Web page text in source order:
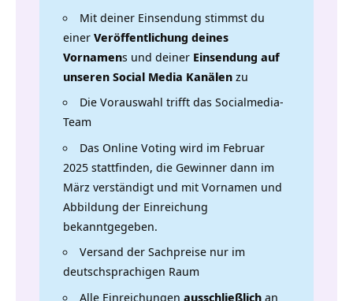
Mit deiner Einsendung stimmst du
einer Veröffentlichung deines
Vornamens und deiner Einsendung auf
unseren Social Media Kanälen zu
Die Vorauswahl trifft das Socialmedia-
Team
Das Online Voting wird im Februar
2025 stattfinden, die Gewinner dann im
März verständigt und mit Vornamen und
Abbildung der Einreichung
bekanntgegeben.
Versand der Sachpreise nur im
deutschsprachigen Raum
Alle Einreichungen ausschließlich an